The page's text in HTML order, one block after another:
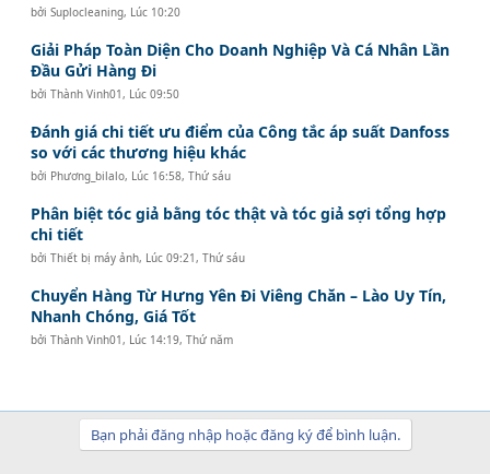
bởiSuplocleaning, Lúc 10:20
Giải Pháp Toàn Diện Cho Doanh Nghiệp Và Cá Nhân Lần
Đầu Gửi Hàng Đi
bởiThành Vinh01 , Lúc 09:50
Đánh giá chi tiết ưu điểm của Công tắc áp suất Danfoss
so với các thương hiệu khác
bởi Phương_bilalo, Lúc 16:58, Thứ sáu
Phân biệt tóc giả bằng tóc thật và tóc giả sợi tổng hợp
chi tiết
bởiThiết bị máy ảnh, Lúc 09:21, Thứ sáu
Chuyển Hàng Từ Hưng Yên Đi Viêng Chăn – Lào Uy Tín,
Nhanh Chóng, Giá Tốt
bởiThành Vinh01 , Lúc 14:19, Thứ năm
Bạn phải đăng nhập hoặc đăng ký để bình luận.